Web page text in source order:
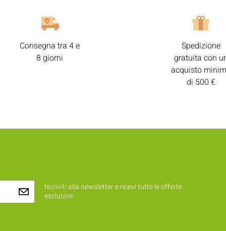
Consegna tra 4 e
8 giorni
Spedizione
gratuita con
acquisto
di 500 €
Iscriviti alla newsletter e ricevi tutte le offerte
esclusive